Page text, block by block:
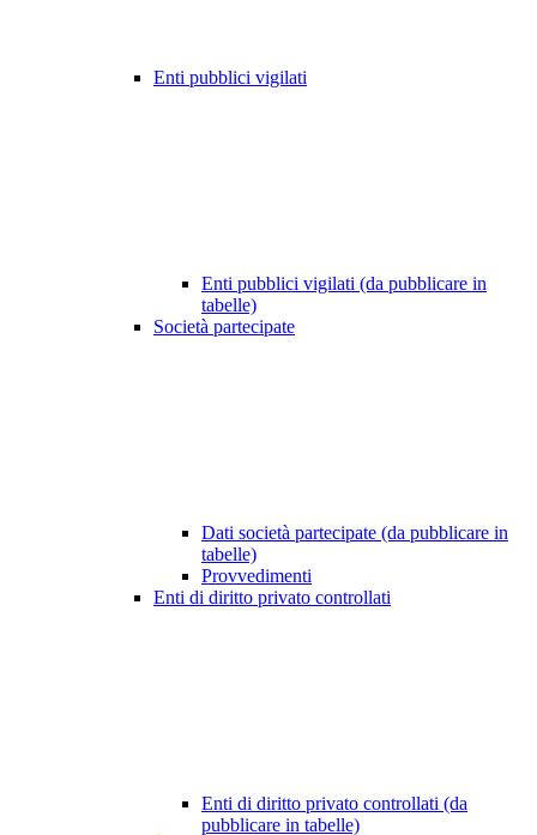
Enti pubblici vigilati
Enti pubblici vigilati (da pubblicare in
tabelle)
Società partecipate
Dati società partecipate (da pubblicare in
tabelle)
Provvedimenti
Enti di diritto privato controllati
Enti di diritto privato controllati (da
pubblicare in tabelle)